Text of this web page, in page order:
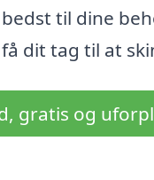
til dine
dit tag til at
gratis og